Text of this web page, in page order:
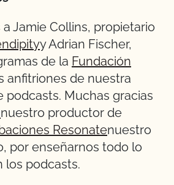
Jamie Collins, propietario
y Adrian Fischer,
de la Fundación
anfitriones de nuestra
podcasts. Muchas gracias
nuestro productor de
Resonatenuestro
por enseñarnos todo lo
los podcasts.